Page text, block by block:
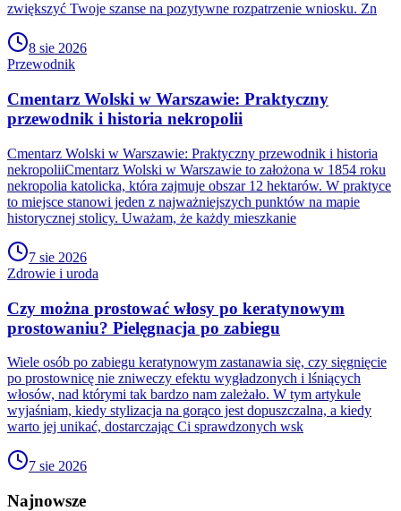
zwiększyć Twoje szanse na pozytywne rozpatrzenie wniosku. Zn
8 sie 2026
Przewodnik
Cmentarz Wolski w Warszawie: Praktyczny
przewodnik i historia nekropolii
Cmentarz Wolski w Warszawie: Praktyczny przewodnik i historia
nekropoliiCmentarz Wolski w Warszawie to założona w 1854 roku
nekropolia katolicka, która zajmuje obszar 12 hektarów. W praktyce
to miejsce stanowi jeden z najważniejszych punktów na mapie
historycznej stolicy. Uważam, że każdy mieszkanie
7 sie 2026
Zdrowie i uroda
Czy można prostować włosy po keratynowym
prostowaniu? Pielęgnacja po zabiegu
Wiele osób po zabiegu keratynowym zastanawia się, czy sięgnięcie
po prostownicę nie zniweczy efektu wygładzonych i lśniących
włosów, nad którymi tak bardzo nam zależało. W tym artykule
wyjaśniam, kiedy stylizacja na gorąco jest dopuszczalna, a kiedy
warto jej unikać, dostarczając Ci sprawdzonych wsk
7 sie 2026
Najnowsze